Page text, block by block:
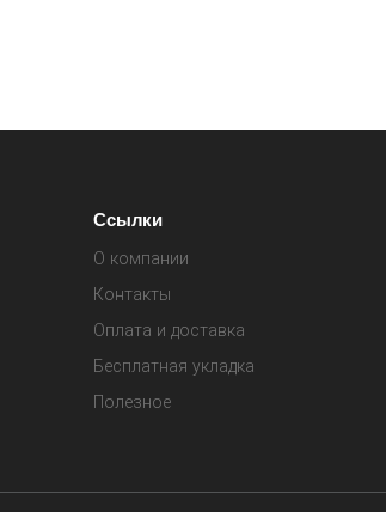
Ссылки
О компании
Контакты
Оплата и доставка
Бесплатная укладка
Полезное